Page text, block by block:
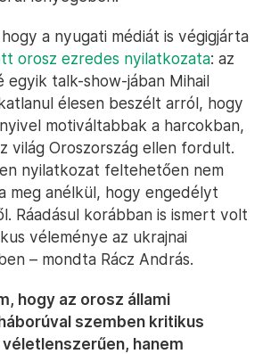
a nyugati médiát is végigjárta
orosz ezredes nyilatkozata: az
egyik talk-show-jában Mihail
élesen beszélt arról, hogy
motiváltabbak a harcokban,
világ Oroszország ellen fordult.
nyilatkozat feltehetően nem
meg anélkül, hogy engedélyt
Ráadásul korábban is ismert volt
véleménye az ukrajnai
– mondta Rácz András.
hogy az orosz állami
szemben kritikus
hanem